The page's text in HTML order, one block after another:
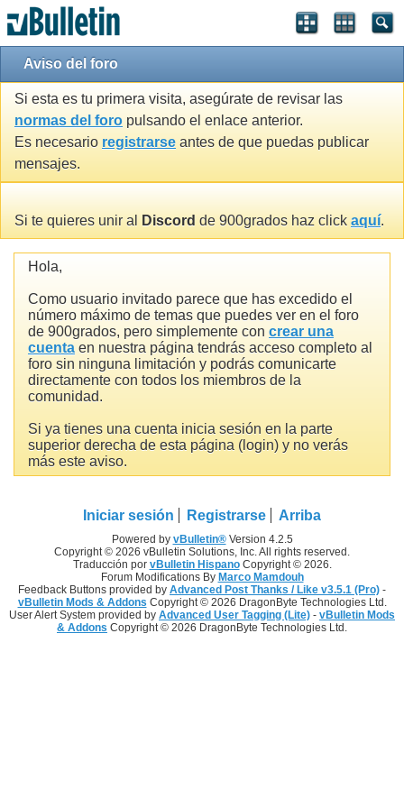
Aviso del foro
Si esta es tu primera visita, asegúrate de revisar las
normas del foro pulsando el enlace anterior.
Es necesario registrarse antes de que puedas publicar
mensajes.
Si te quieres unir al Discord de 900grados haz click aquí.
Hola,
Como usuario invitado parece que has excedido el
número máximo de temas que puedes ver en el foro
de 900grados, pero simplemente con crear una
cuenta en nuestra página tendrás acceso completo al
foro sin ninguna limitación y podrás comunicarte
directamente con todos los miembros de la
comunidad.
Si ya tienes una cuenta inicia sesión en la parte
superior derecha de esta página (login) y no verás
más este aviso.
Iniciar sesión Registrarse Arriba
Powered by vBulletin®Version 4.2.5
Copyright © 2026 vBulletin Solutions, Inc. All rights reserved.
Traducción por vBulletin HispanoCopyright © 2026.
Forum Modifications By Marco Mamdouh
Feedback Buttons provided by Advanced Post Thanks / Like v3.5.1 (Pro) -
vBulletin Mods & Addons Copyright © 2026 DragonByte Technologies Ltd.
User Alert System provided by Advanced User Tagging (Lite) - vBulletin Mods
& Addons Copyright © 2026 DragonByte Technologies Ltd.